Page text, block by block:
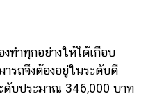
ทุกอย่างให้ได้เกือบ
รถจึงต้องอยู่ในระดับดี
ดับประมาณ 346,000 บาท